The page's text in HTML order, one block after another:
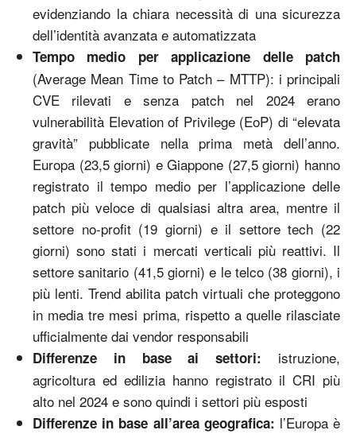
evidenziando la chiara necessità di una sicurezza
dell’identità avanzata e automatizzata
Tempo medio per applicazione delle patch
(Average Mean Time to Patch – MTTP): i principali
CVE rilevati e senza patch nel 2024 erano
vulnerabilità Elevation of Privilege (EoP) di “elevata
gravità” pubblicate nella prima metà dell’anno.
Europa (23,5 giorni) e Giappone (27,5 giorni) hanno
registrato il tempo medio per l’applicazione delle
patch più veloce di qualsiasi altra area, mentre il
settore no-profit (19 giorni) e il settore tech (22
giorni) sono stati i mercati verticali più reattivi. Il
settore sanitario (41,5 giorni) e le telco (38 giorni), i
più lenti. Trend abilita patch virtuali che proteggono
in media tre mesi prima, rispetto a quelle rilasciate
ufficialmente dai vendor responsabili
Differenze in base ai settori: istruzione,
agricoltura ed edilizia hanno registrato il CRI più
alto nel 2024 e sono quindi i settori più esposti
Differenze in base all’area geografica: l’Europa è